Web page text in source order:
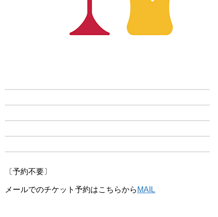
〔予約不要〕
メールでのチケット予約はこちらから MAIL